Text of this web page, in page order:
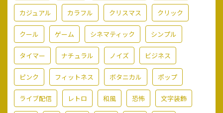
カジュアル カラフル クリスマス クリック
クール ゲーム シネマティック シンプル
タイマー ナチュラル ノイズ ビジネス
ピンク フィットネス ボタニカル ポップ
ライブ配信 レトロ 和風 恐怖 文字装飾